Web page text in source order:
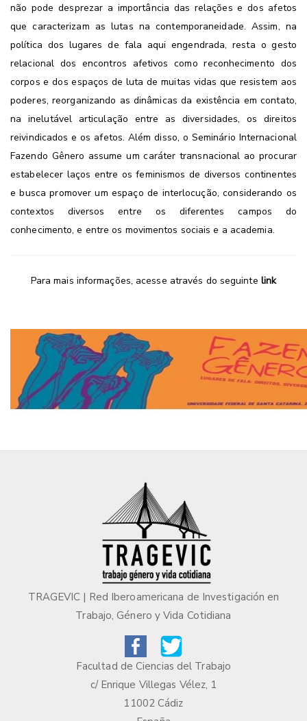
não pode desprezar a importância das relações e dos afetos
que caracterizam as lutas na contemporaneidade. Assim, na
política dos lugares de fala aqui engendrada, resta o gesto
relacional dos encontros afetivos como reconhecimento dos
corpos e dos espaços de luta de muitas vidas que resistem aos
poderes, reorganizando as dinâmicas da existência em contato,
na inelutável articulação entre as diversidades, os direitos
reivindicados e os afetos. Além disso, o Seminário Internacional
Fazendo Gênero assume um caráter transnacional ao procurar
estabelecer laços entre os feminismos de diversos continentes
e busca promover um espaço de interlocução, considerando os
contextos diversos entre os diferentes campos do
conhecimento, e entre os movimentos sociais e a academia.
Para mais informações, acesse através do seguinte link
TRAGEVIC | Red Iberoamericana de Investigación en
Trabajo, Género y Vida Cotidiana
Facultad de Ciencias del Trabajo
c/ Enrique Villegas Vélez, 1
11002 Cádiz